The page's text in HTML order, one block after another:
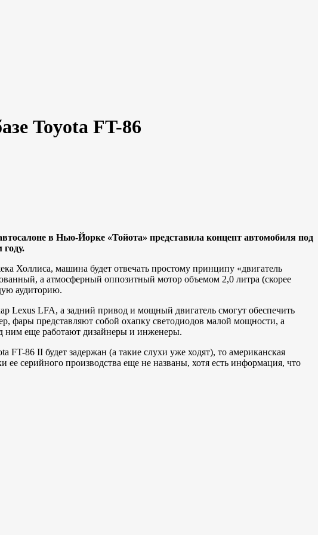
Toyota FT-86
в Нью-Йорке «Тойота» представила концепт автомобиля под
Холлиса, машина будет отвечать простому принципу «двигатель
а атмосферный оппозитный мотор объемом 2,0 литра (скорее
аудиторию.
Lexus LFA, а задний привод и мощный двигатель смогут обеспечить
фары представляют собой охапку светодиодов малой мощности, а
ним еще работают дизайнеры и инженеры.
86 II будет задержан (а такие слухи уже ходят), то американская
ее серийного производства еще не названы, хотя есть информация, что